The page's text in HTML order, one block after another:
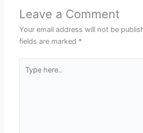
Leave a Comment
Your email address will not be
fields are marked *
here..